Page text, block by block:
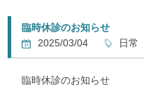
臨時休診のお知らせ
2025/03/04
日常
臨時休診のお知らせ